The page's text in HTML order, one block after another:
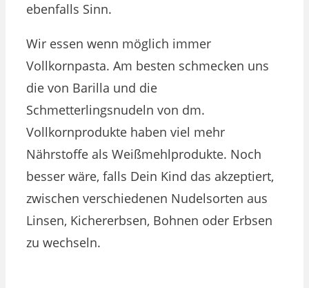
ebenfalls Sinn.
Wir essen wenn möglich immer
Vollkornpasta. Am besten schmecken uns
die von Barilla und die
Schmetterlingsnudeln von dm.
Vollkornprodukte haben viel mehr
Nährstoffe als Weißmehlprodukte. Noch
besser wäre, falls Dein Kind das akzeptiert,
zwischen verschiedenen Nudelsorten aus
Linsen, Kichererbsen, Bohnen oder Erbsen
zu wechseln.